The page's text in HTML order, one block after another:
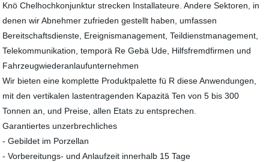
Knö Chelhochkonjunktur strecken Installateure. Andere Sektoren, in
denen wir Abnehmer zufrieden gestellt haben, umfassen
Bereitschaftsdienste, Ereignismanagement, Teildienstmanagement,
Telekommunikation, temporä Re Gebä Ude, Hilfsfremdfirmen und
Fahrzeugwiederanlaufunternehmen
Wir bieten eine komplette Produktpalette fü R diese Anwendungen,
mit den vertikalen lastentragenden Kapazitä Ten von 5 bis 300
Tonnen an, und Preise, allen Etats zu entsprechen.
Garantiertes unzerbrechliches
- Gebildet im Porzellan
- Vorbereitungs- und Anlaufzeit innerhalb 15 Tage